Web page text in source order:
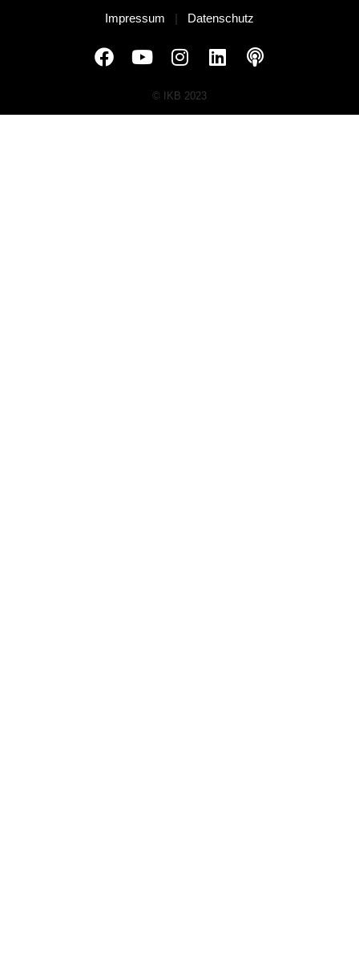
Impressum | Datenschutz
© IKB 2023